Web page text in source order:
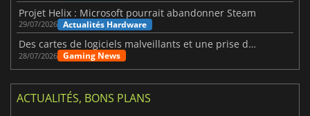
Projet Helix : Microsoft pourrait abandonner Steam
29/07/2026 Actualités Hardware
Des cartes de logiciels malveillants et une prise de contrôle de Discord ont touché Meccha Chameleon
28/07/2026 Gaming News
ACTUALITÉS, BONS PLANS